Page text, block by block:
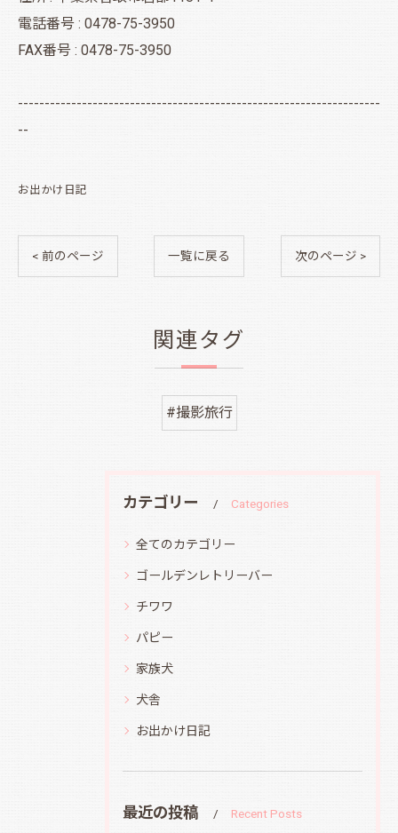
電話番号 : 0478-75-3950
FAX番号 : 0478-75-3950
--------------------------------------------------------------------
--
お出かけ日記
< 前のページ 一覧に戻る 次のページ >
関連タグ
#撮影旅行
カテゴリー Categories
全てのカテゴリー
ゴールデンレトリーバー
チワワ
パピー
家族犬
犬舎
お出かけ日記
最近の投稿 Recent Posts